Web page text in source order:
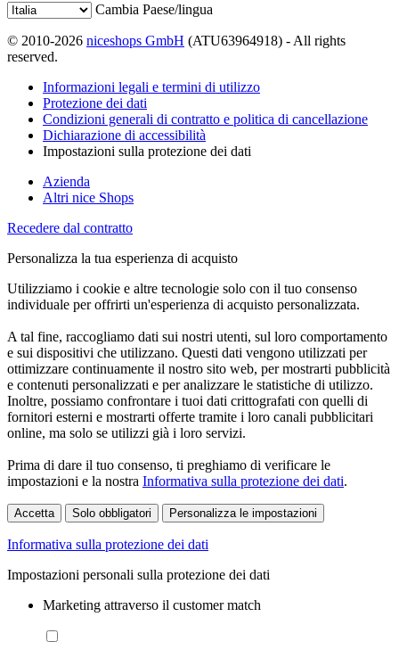
Cambia Paese/lingua
© 2010-2026 niceshops GmbH (ATU63964918) - All rights
reserved.
Informazioni legali e termini di utilizzo
Protezione dei dati
Condizioni generali di contratto e politica di cancellazione
Dichiarazione di accessibilità
Impostazioni sulla protezione dei dati
Azienda
Altri nice Shops
Recedere dal contratto
Personalizza la tua esperienza di acquisto
Utilizziamo i cookie e altre tecnologie solo con il tuo consenso
individuale per offrirti un'esperienza di acquisto personalizzata.
A tal fine, raccogliamo dati sui nostri utenti, sul loro comportamento
e sui dispositivi che utilizzano. Questi dati vengono utilizzati per
ottimizzare continuamente il nostro sito web, per mostrarti pubblicità
e contenuti personalizzati e per analizzare le statistiche di utilizzo.
Inoltre, possiamo confrontare i tuoi dati crittografati con quelli di
fornitori esterni e mostrarti offerte tramite i loro canali pubblicitari
online, ma solo se utilizzi già i loro servizi.
Prima di dare il tuo consenso, ti preghiamo di verificare le
impostazioni e la nostra Informativa sulla protezione dei dati.
Accetta Solo obbligatori Personalizza le impostazioni
Informativa sulla protezione dei dati
Impostazioni personali sulla protezione dei dati
Marketing attraverso il customer match